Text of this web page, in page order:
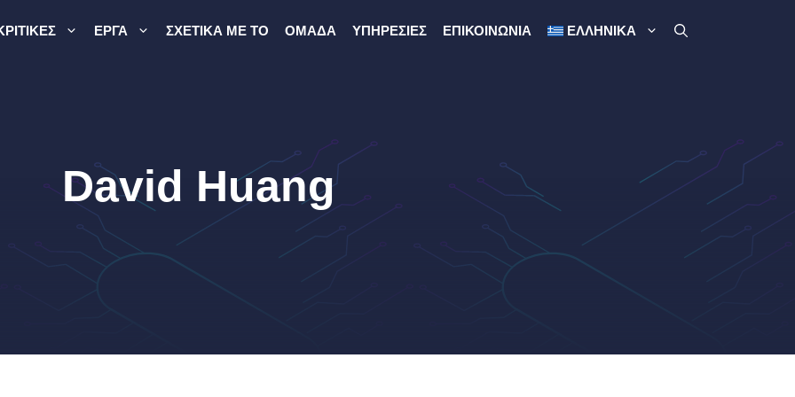
ΈΡΓΑ ΣΧΕΤΙΚΆ ΜΕ ΤΟ ΟΜΆΔΑ ΥΠΗΡΕΣΊΕΣ ΕΠΙΚΟΙΝΩΝΊΑ ΕΛΛΗΝΙΚΆ
David Huang